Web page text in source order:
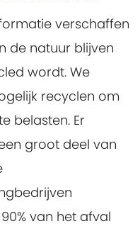
verschaffen
de natuur blijven
wordt. We
recyclen om
belasten. Er
groot deel van
van het afval